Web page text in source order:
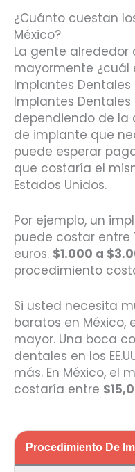
¿Cuánto cuestan
México?
La gente
mayormente ¿cuál
Implantes Dentales
Implantes
dependiendo de la
de implante que
puede esperar
que costaría el
Estados Unidos.
Por ejemplo, un
puede costar entre
euros. $1.000 a
procedimiento
Si usted necesita
baratos en México,
mayor. Una boca
dentales en los
más. En México, el
costaría entre
Procedimiento De